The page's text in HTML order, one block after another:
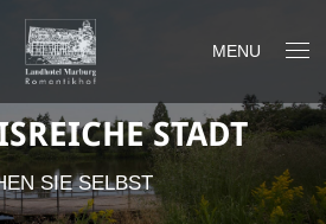
MENU
STADT
SIE SELBST